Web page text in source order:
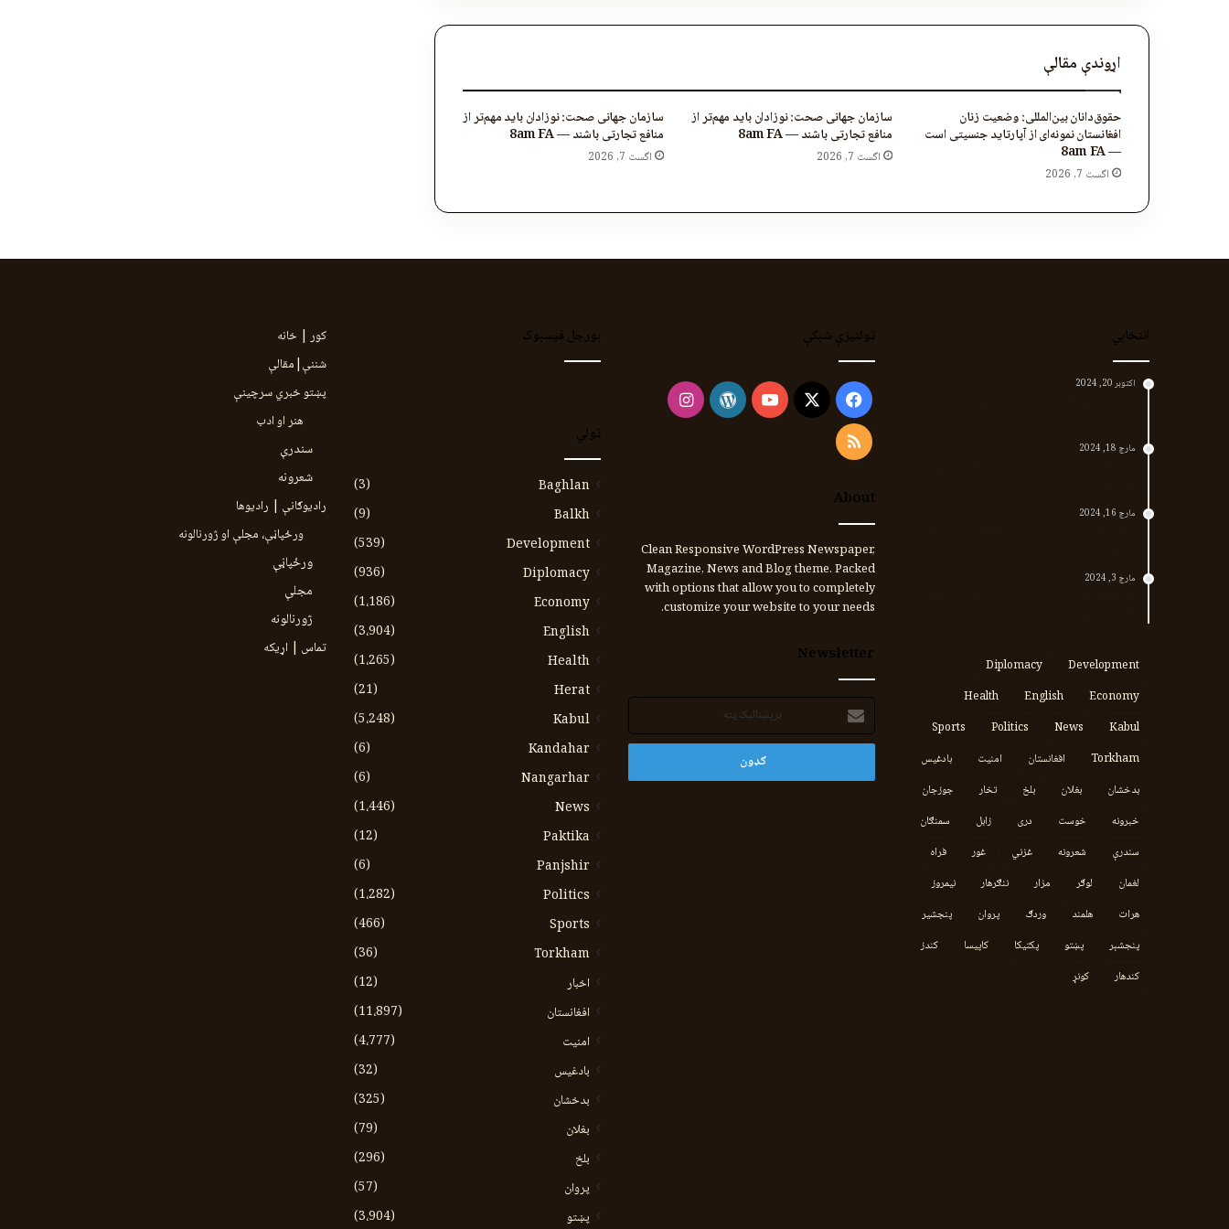
اړوندې مقالې
حقوق‌دانان بین‌المللی: وضعیت زنان
افغانستان نمونه‌ای از آپارتاید جنسیتی است
— 8am FA
اگست 7, 2026
سازمان جهانی صحت: نوزادان باید مهم‌تر از
منافع تجارتی باشند — 8am FA
اگست 7, 2026
سازمان جهانی صحت: نوزادان باید مهم‌تر از
منافع تجارتی باشند — 8am FA
اگست 7, 2026
انتخابي
اکتوبر 20, 2024
مارچ 18, 2024
مارچ 16, 2024
مارچ 3, 2024
Development
Diplomacy
Economy
English
Health
Kabul
News
Politics
Sports
Torkham
افغانستان امنیت
بادغیس
بدخشان
بغلان بلخ تخار
جوزجان
خبرونه
خوست دری زابل
سمنګان
سندرې
شعرونه غزني غور
فراه
لغمان
لوګر مزار ننګرهار
نیمروز
هرات
هلمند وردګ پروان
پنجشیر
پنجشېر
پښتو پکتیکا کاپیسا
کندز
کندهار
کونړ
ټولنیزې شبکې
Facebook
X
YouTube
WordPress
Instagram
RSS
About
Clean Responsive WordPress Newspaper,
Magazine, News and Blog theme. Packed
with options that allow you to completely
customize your website to your needs.
Newsletter
برېښنالیک
پته
بورجل فیسبوک
ټولي
Baghlan
(3)
Balkh
(9)
Development
(539)
Diplomacy
(936)
Economy
(1،186)
English
(3،904)
Health
(1،265)
Herat
(21)
Kabul
(5،248)
Kandahar
(6)
Nangarhar
(6)
News
(1،446)
Paktika
(12)
Panjshir
(6)
Politics
(1،282)
Sports
(466)
Torkham
(36)
اخبار
(12)
افغانستان
(11،897)
امنیت
(4،777)
بادغیس
(32)
بدخشان
(325)
بغلان
(79)
بلخ
(296)
پروان
(57)
پښتو
(3،904)
کور | خانه
شننې|مقالې
پښتو خبري سرچينې
هنر او ادب
سندرې
شعرونه
رادیوګانې | رادیوها
ورځپاڼې، مجلې او ژورنالونه
ورځپاڼې
مجلې
ژورنالونه
تماس | اړیکه